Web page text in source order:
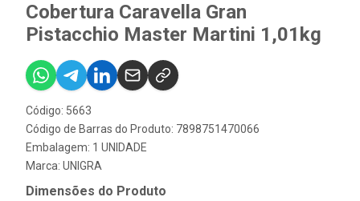
Cobertura Caravella Gran
Pistacchio Master Martini 1,01kg
Código: 5663
Código de Barras do Produto: 7898751470066
Embalagem: 1 UNIDADE
Marca: UNIGRA
Dimensões do Produto